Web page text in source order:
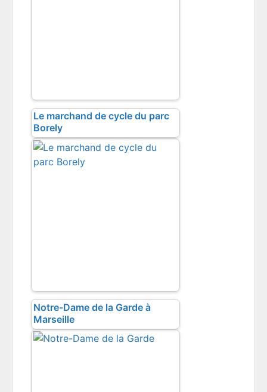
Le marchand de cycle du parc
Borely
Notre-Dame de la Garde à
Marseille